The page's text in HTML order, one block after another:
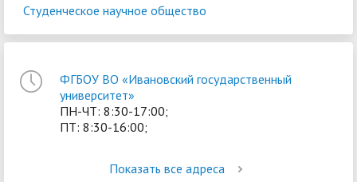
Студенческое научное общество
ФГБОУ ВО «Ивановский государственный
университет»
ПН-ЧТ: 8:30-17:00;
ПТ: 8:30-16:00;
Показать все адреса